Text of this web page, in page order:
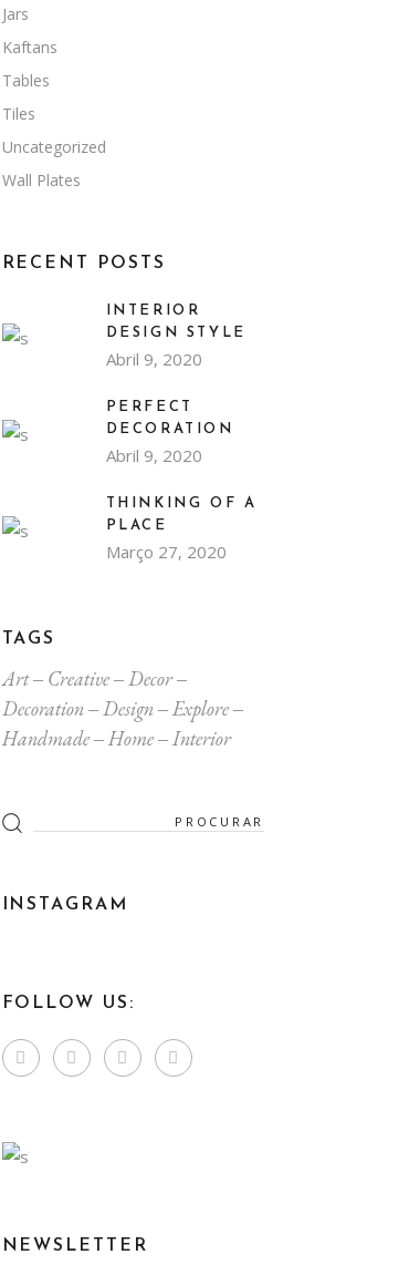
Jars
Kaftans
Tables
Tiles
Uncategorized
Wall Plates
RECENT POSTS
INTERIOR
DESIGN STYLE
Abril 9, 2020
PERFECT
DECORATION
Abril 9, 2020
THINKING OF A
PLACE
Março 27, 2020
TAGS
Art Creative
Decor
Decoration
Design
Explore
Handmade
Home Interior
Search
for:
INSTAGRAM
FOLLOW US:
NEWSLETTER